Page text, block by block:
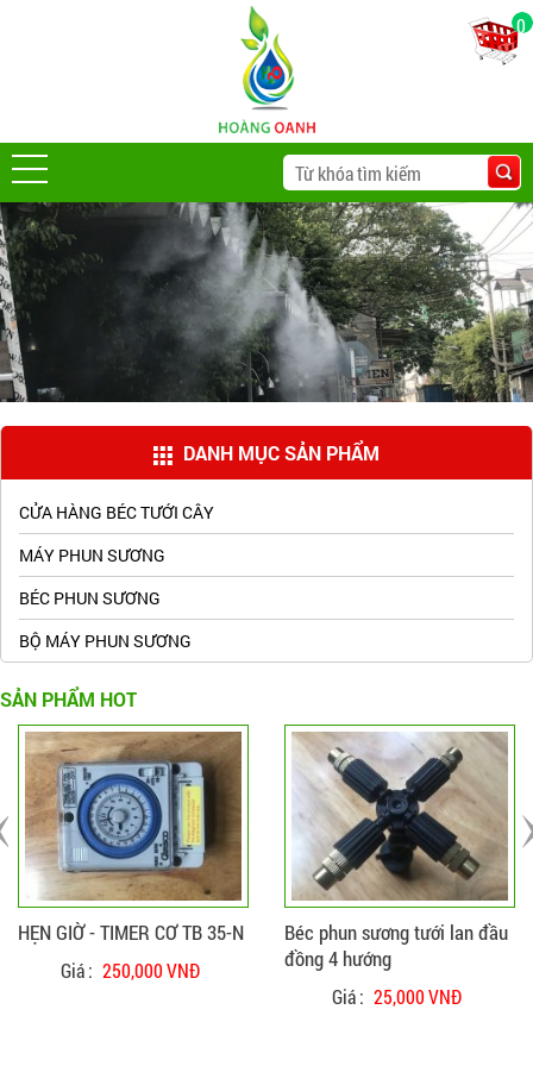
0
DANH MỤC SẢN PHẨM
CỬA HÀNG BÉC TƯỚI CÂY
MÁY PHUN SƯƠNG
BÉC PHUN SƯƠNG
BỘ MÁY PHUN SƯƠNG
SẢN PHẨM HOT
CHI TIẾT
HẸN GIỜ - TIMER CƠ TB 35-N
Giá : 250,000 VNĐ
CHI TIẾT
Béc phun sương tưới lan đầu
đồng 4 hướng
Giá : 25,000 VNĐ
ĐẶT HÀNG ĐẶT HÀNG